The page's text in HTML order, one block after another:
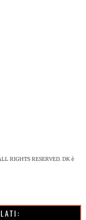
RIGHTS RESERVED. DK è